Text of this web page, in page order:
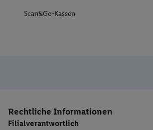
Scan&Go-Kassen
Rechtliche Informationen
Filialverantwortlich